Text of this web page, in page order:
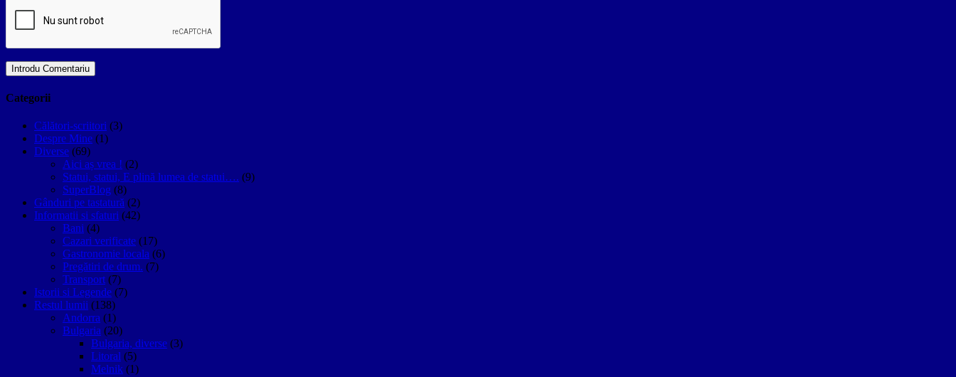
Categorii
Călători-scriitori (3)
Despre Mine (1)
Diverse (69)
Aici aș vrea ! (2)
Statui, statui, E plină lumea de statui…. (9)
SuperBlog (8)
Gânduri pe tastatură (2)
Informatii si sfaturi (42)
Bani (4)
Cazari verificate (17)
Gastronomie locala (6)
Pregătiri de drum. (7)
Transport (7)
Istorii si Legende (7)
Restul lumii (138)
Andorra (1)
Bulgaria (20)
Bulgaria, diverse (3)
Litoral (5)
Melnik (1)